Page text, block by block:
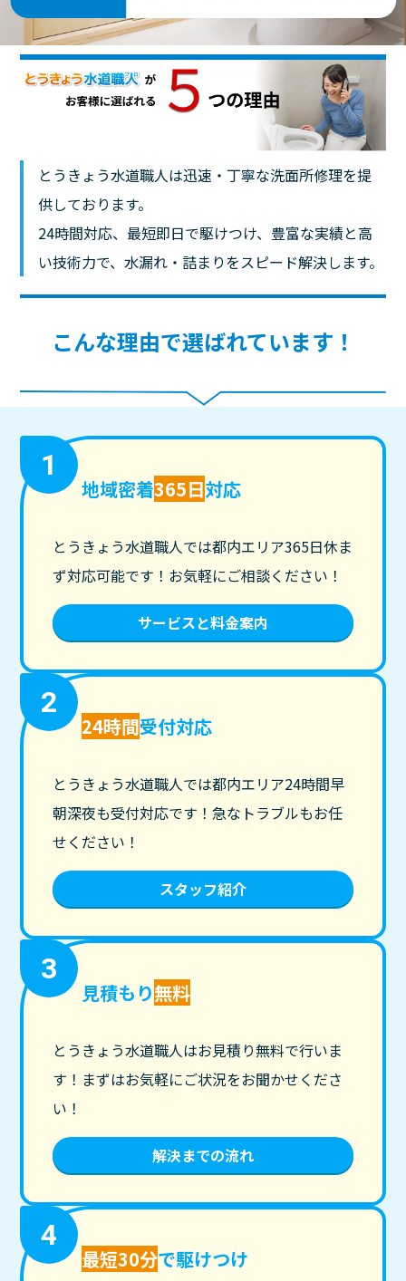
とうきょう水道職人は迅速・丁寧な洗面所修理を提
供しております。
24時間対応、最短即日で駆けつけ、豊富な実績と高
い技術力で、水漏れ・詰まりをスピード解決します。
こんな理由で選ばれています！
1
地域密着365日対応
とうきょう水道職人では都内エリア365日休ま
ず対応可能です！お気軽にご相談ください！
サービスと料金案内
2
24時間受付対応
とうきょう水道職人では都内エリア24時間早
朝深夜も受付対応です！急なトラブルもお任
せください！
スタッフ紹介
3
見積もり無料
とうきょう水道職人はお見積り無料で行いま
す！まずはお気軽にご状況をお聞かせくださ
い！
解決までの流れ
4
最短30分で駆けつけ